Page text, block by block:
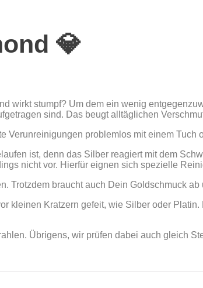
💎
wirkt stumpf? Um dem ein wenig
sind. Das beugt alltäglichen
Verunreinigungen problemlos mit einem
ist, denn das Silber reagiert mit dem
nicht vor. Hierfür eignen sich spezielle
Trotzdem braucht auch Dein Goldschmuck
kleinen Kratzern gefeit, wie Silber oder
Übrigens, wir prüfen dabei auch gleich